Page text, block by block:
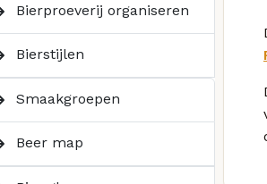
Bierproeverij organiseren
Bierstijlen
Smaakgroepen
Beer map